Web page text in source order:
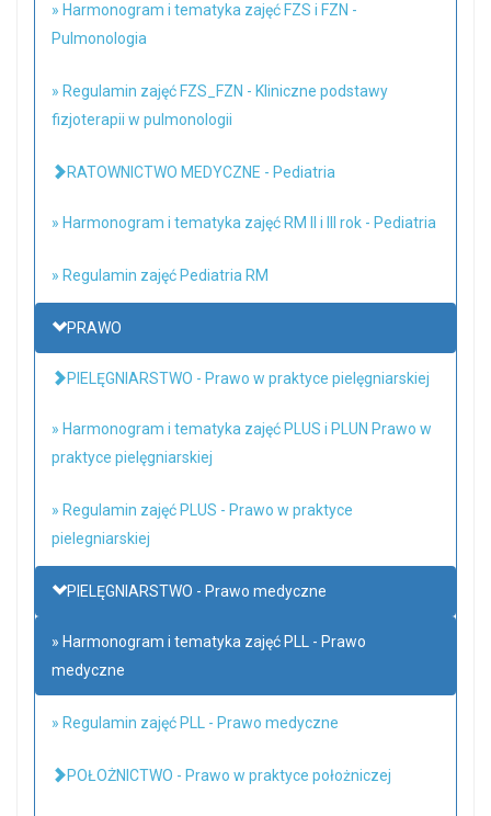
» Harmonogram i tematyka zajęć FZS i FZN -
Pulmonologia
» Regulamin zajęć FZS_FZN - Kliniczne podstawy
fizjoterapii w pulmonologii
RATOWNICTWO MEDYCZNE - Pediatria
» Harmonogram i tematyka zajęć RM II i III rok - Pediatria
» Regulamin zajęć Pediatria RM
PRAWO
PIELĘGNIARSTWO - Prawo w praktyce pielęgniarskiej
» Harmonogram i tematyka zajęć PLUS i PLUN Prawo w
praktyce pielęgniarskiej
» Regulamin zajęć PLUS - Prawo w praktyce
pielegniarskiej
PIELĘGNIARSTWO - Prawo medyczne
» Harmonogram i tematyka zajęć PLL - Prawo
medyczne
» Regulamin zajęć PLL - Prawo medyczne
POŁOŻNICTWO - Prawo w praktyce położniczej